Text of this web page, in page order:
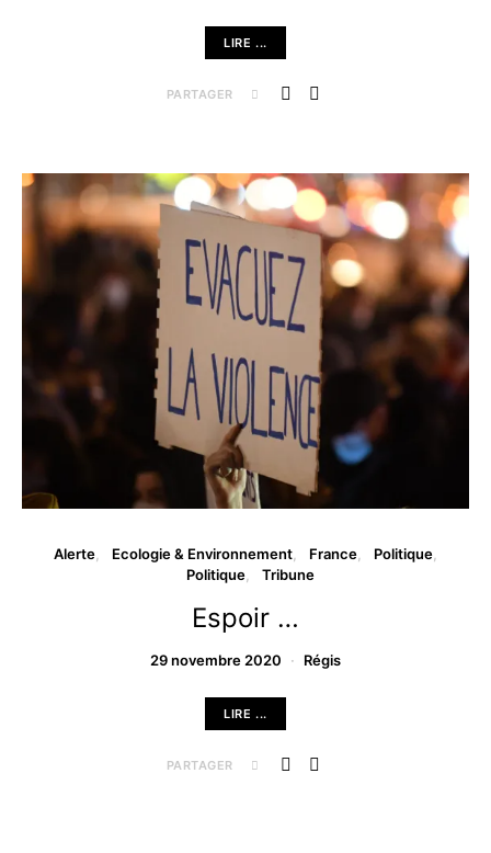
LIRE ...
PARTAGER
Alerte Ecologie & Environnement France
Politique
Politique
Tribune
Espoir …
29 novembre 2020 Régis
LIRE ...
PARTAGER